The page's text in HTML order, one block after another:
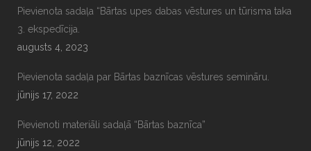
Pievienota sadaļa “Bārtas upes dabas vēstures un tūrisma taka
3. ekspedīcija.
augusts 4, 2023
Pievienota sadaļa par Bārtas baznīcas vēstures semināru.
jūnijs 17, 2022
Pievienoti materiāli sadaļā “Bārtas baznīca”
jūnijs 12, 2022